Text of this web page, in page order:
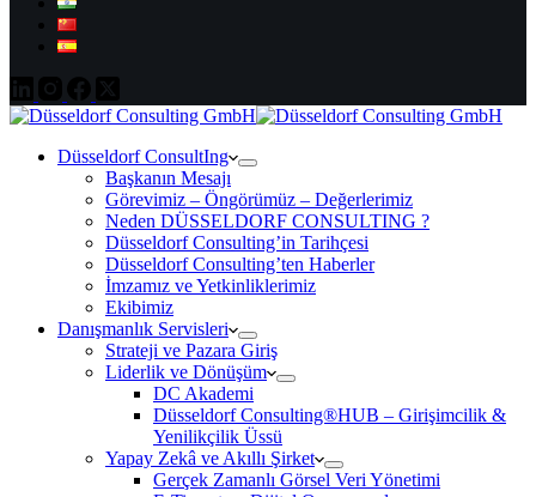
Düsseldorf ConsultIng
Başkanın Mesajı
Görevimiz – Öngörümüz – Değerlerimiz
Neden DÜSSELDORF CONSULTING ?
Düsseldorf Consulting’in Tarihçesi
Düsseldorf Consulting’ten Haberler
İmzamız ve Yetkinliklerimiz
Ekibimiz
Danışmanlık Servisleri
Strateji ve Pazara Giriş
Liderlik ve Dönüşüm
DC Akademi
Düsseldorf Consulting®HUB – Girişimcilik &
Yenilikçilik Üssü
Yapay Zekâ ve Akıllı Şirket
Gerçek Zamanlı Görsel Veri Yönetimi